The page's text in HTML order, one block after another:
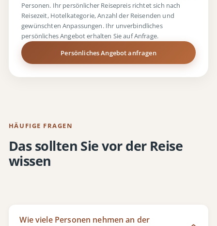
Personen. Ihr persönlicher Reisepreis richtet sich nach
Reisezeit, Hotelkategorie, Anzahl der Reisenden und
gewünschten Anpassungen. Ihr unverbindliches
persönliches Angebot erhalten Sie auf Anfrage.
Persönliches Angebot anfragen
HÄUFIGE FRAGEN
Das sollten Sie vor der Reise
wissen
Wie viele Personen nehmen an der